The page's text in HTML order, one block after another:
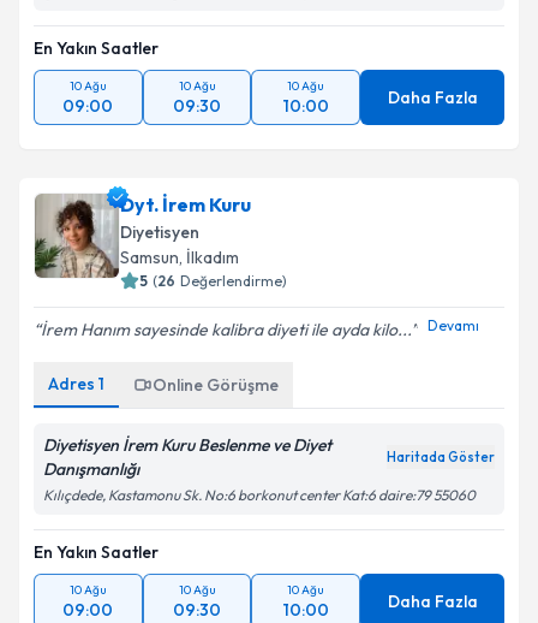
En Yakın Saatler
10 Ağu
09:00
10 Ağu
09:30
10 Ağu
10:00 Daha Fazla
Dyt. İrem Kuru
Diyetisyen
Samsun, İlkadım
5 (26 Değerlendirme)
İrem Hanım sayesinde kalibra diyeti ile ayda kilo... Devamı
Adres 1 Online Görüşme
Diyetisyen İrem Kuru Beslenme ve Diyet
Danışmanlığı
Haritada Göster
Kılıçdede, Kastamonu Sk. No:6 borkonut center Kat:6 daire:79 55060
En Yakın Saatler
10 Ağu
09:00
10 Ağu
09:30
10 Ağu
10:00 Daha Fazla